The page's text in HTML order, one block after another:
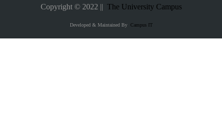
Copyright © 2022 || The University Campus
Developed & Maintained ByCampus IT